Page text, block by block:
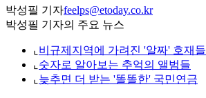
박성필 기자feelps@etoday.co.kr
박성필 기자의 주요 뉴스
⌞ 비규제지역에 가려진 '알짜' 호재들
⌞ 숫자로 알아보는 추억의 앨범들
⌞ 늦추면 더 받는 '똘똘한' 국민연금